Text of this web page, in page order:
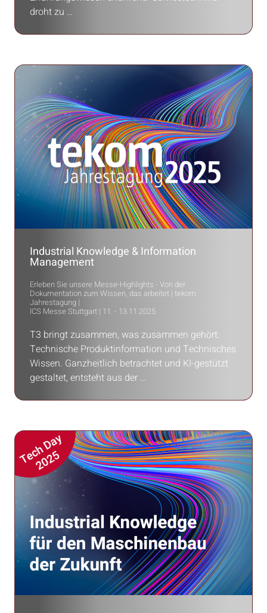
droht zu …
Industrial Knowledge & Information
Management
Erleben Sie unsere Messe-Highlights - Von der
Dokumentation zum Wissen, das arbeitet | tekom
Jahrestagung |
ICS Messe Stuttgart | 11. - 13.11.2025
T3 bringt zusammen, was zusammen gehört:
Technische Produktinformation und Technisches
Wissen. Ganzheitlich betrachtet und KI-gestützt
gestaltet, entsteht aus der …